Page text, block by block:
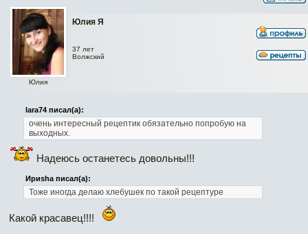
Юлия Я
Юлия
37 лет
Волжский
lara74 писал(а):
очень интересный рецептик обязательно попробую на
выходных.
Надеюсь останетесь довольны!!!
Ириshа писал(а):
Тоже иногда делаю хлебушек по такой рецептуре
Какой красавец!!!!